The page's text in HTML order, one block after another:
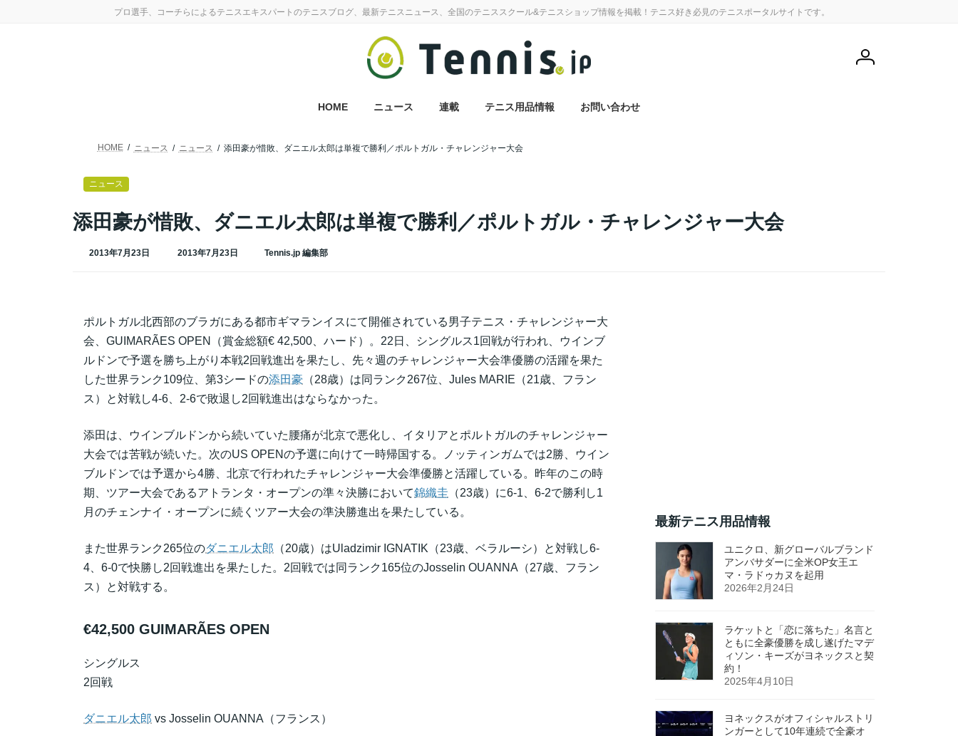
プロ選手、コーチらによるテニスエキスパートのテニスブログ、最新テニスニュース、全国のテニススクール&テニスショップ情報を掲載！テニス好き必見のテニスポータルサイトです。
会
HOME ニュース 連載 テニス用品情報 お問い合わせ
ニュース
添田豪が惜敗、ダニエル太郎は単複で勝利／ポルトガル・チャレンジャー大会
2013年7月23日
最
2013年7月23日 Tennis.jp 編集部
HOME ニュース ニュース 添田豪が惜敗、ダニエル太郎は単複で勝利／ポルトガル・チャレンジャー大会
ポルトガル北西部のブラガにある都市ギマランイスにて開催されている男子テニス・チャレンジャー大
会、GUIMARÃES OPEN（賞金総額€ 42,500、ハード）。22日、シングルス1回戦が行われ、ウインブ
ルドンで予選を勝ち上がり本戦2回戦進出を果たし、先々週のチャレンジャー大会準優勝の活躍を果た
した世界ランク109位、第3シードの添田豪 （28歳）は同ランク267位、Jules MARIE（21歳、フラン
ス）と対戦し4-6、2-6で敗退し2回戦進出はならなかった。
添田は、ウインブルドンから続いていた腰痛が北京で悪化し、イタリアとポルトガルのチャレンジャー
大会では苦戦が続いた。次のUS OPENの予選に向けて一時帰国する。ノッティンガムでは2勝、ウイン
ブルドンでは予選から4勝、北京で行われたチャレンジャー大会準優勝と活躍している。昨年のこの時
期、ツアー大会であるアトランタ・オープンの準々決勝において錦織圭 （23歳）に6-1、6-2で勝利し1
月のチェンナイ・オープンに続くツアー大会の準決勝進出を果たしている。
また世界ランク265位のダニエル太郎 （20歳）はUladzimir IGNATIK（23歳、ベラルーシ）と対戦し6-
4、6-0で快勝し2回戦進出を果たした。2回戦では同ランク165位のJosselin OUANNA（27歳、フラン
ス）と対戦する。
€42,500 GUIMARÃES OPEN
シングルス
2回戦
ダニエル太郎 vs Josselin OUANNA（フランス）
最新テニス用品情報
ユニクロ、新グローバルブランド
アンバサダーに全米OP女王エ
マ・ラドゥカヌを起用
2026年2月24日
ラケットと「恋に落ちた」名言と
ともに全豪優勝を成し遂げたマデ
ィソン・キーズがヨネックスと契
約！
2025年4月10日
ヨネックスがオフィシャルストリ
ンガーとして10年連続で全豪オ